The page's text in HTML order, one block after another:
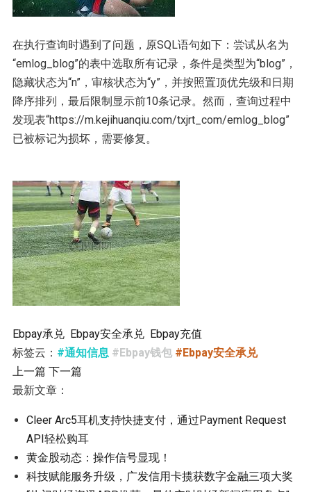
在执行查询时遇到了问题，原SQL语句如下：尝试从名为
“emlog_blog”的表中选取所有记录，条件是类型为“blog”，
隐藏状态为“n”，审核状态为“y”，并按照置顶优先级和日期
降序排列，最后限制显示前10条记录。然而，查询过程中
发现表“https://m.kejihuanqiu.com/txjrt_com/emlog_blog”
已被标记为损坏，需要修复。
Ebpay承兑 Ebpay安全承兑 Ebpay充值
标签云： #通知信息 #Ebpay钱包 #Ebpay安全承兑
上一篇 下一篇
最新文章：
Cleer Arc5耳机支持快捷支付，通过Payment Request
API轻松购耳
黄金股动态：操作信号显现！
科技赋能服务升级，广发信用卡揽获数字金融三项大奖